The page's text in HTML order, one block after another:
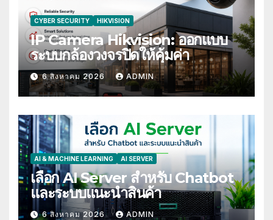
CYBER SECURITY HIKVISION
IP Camera Hikvision: ออกแบบ
ระบบกล้องวงจรปิดให้คุ้มค่า
6 สิงหาคม 2026 ADMIN
AI & MACHINE LEARNING AI SERVER
เลือก AI Server สำหรับ Chatbot
และระบบแนะนำสินค้า
6 สิงหาคม 2026 ADMIN